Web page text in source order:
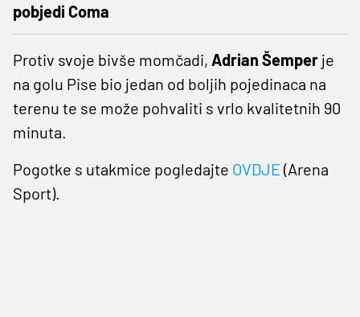
pobjedi Coma
Protiv svoje bivše momčadi, Adrian Šemper je
na golu Pise bio jedan od boljih pojedinaca na
terenu te se može pohvaliti s vrlo kvalitetnih 90
minuta.
Pogotke s utakmice pogledajte OVDJE (Arena
Sport).